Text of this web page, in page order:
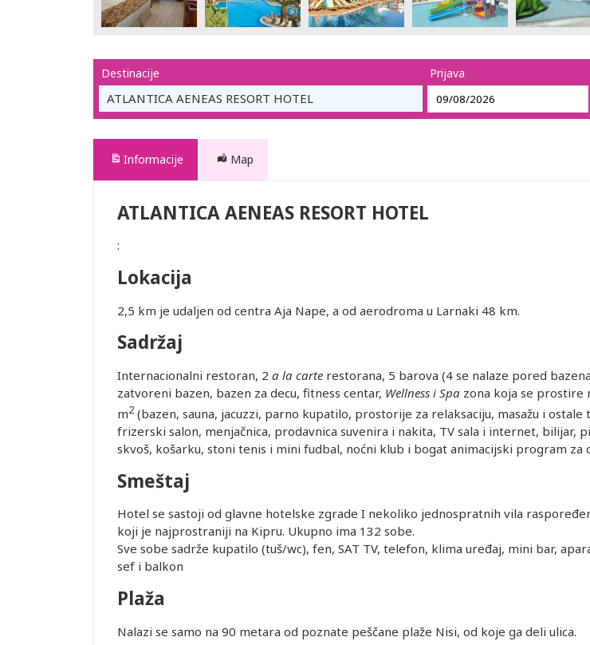
Destinacije
ATLANTICA AENEAS RESORT HOTEL
Prijava
Informacije Map
ATLANTICA AENEAS RESORT HOTEL
:
Lokacija
2,5 km je udaljen od centra Aja Nape, a od aerodroma u Larnaki 48 km.
Sadržaj
Internacionalni restoran, 2 a la carte restorana, 5 barova (4 se nalaze pored
zatvoreni bazen, bazen za decu, fitness centar, Wellness i Spa zona koja se prostire
m2 (bazen, sauna, jacuzzi, parno kupatilo, prostorije za relaksaciju, masažu i ostale
frizerski salon, menjačnica, prodavnica suvenira i nakita, TV sala i internet, bilijar,
skvoš, košarku, stoni tenis i mini fudbal, noćni klub i bogat animacijski program za
Smeštaj
Hotel se sastoji od glavne hotelske zgrade I nekoliko jednospratnih vila
koji je najprostraniji na Kipru. Ukupno ima 132 sobe.
Sve sobe sadrže kupatilo (tuš/wc), fen, SAT TV, telefon, klima uređaj, mini bar,
sef i balkon
Plaža
Nalazi se samo na 90 metara od poznate peščane plaže Nisi, od koje ga deli ulica.